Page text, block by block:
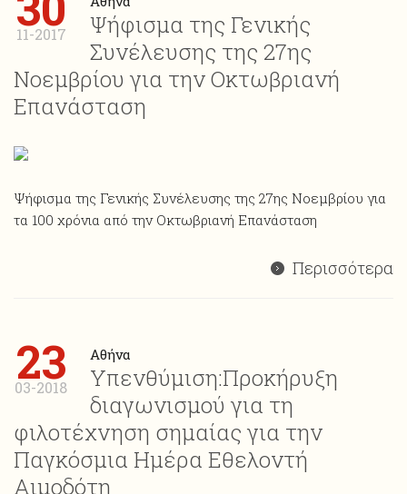
11-2017
Ψήφισμα της Γενικής
Συνέλευσης της 27ης
Νοεμβρίου για την Οκτωβριανή
Επανάσταση
Ψήφισμα της Γενικής Συνέλευσης της 27ης Νοεμβρίου για
τα 100 χρόνια από την Οκτωβριανή Επανάσταση
Περισσότερα
23
03-2018
Αθήνα
Υπενθύμιση:Προκήρυξη
διαγωνισμού για τη
φιλοτέχνηση σημαίας για την
Παγκόσμια Ημέρα Εθελοντή
Αιμοδότη